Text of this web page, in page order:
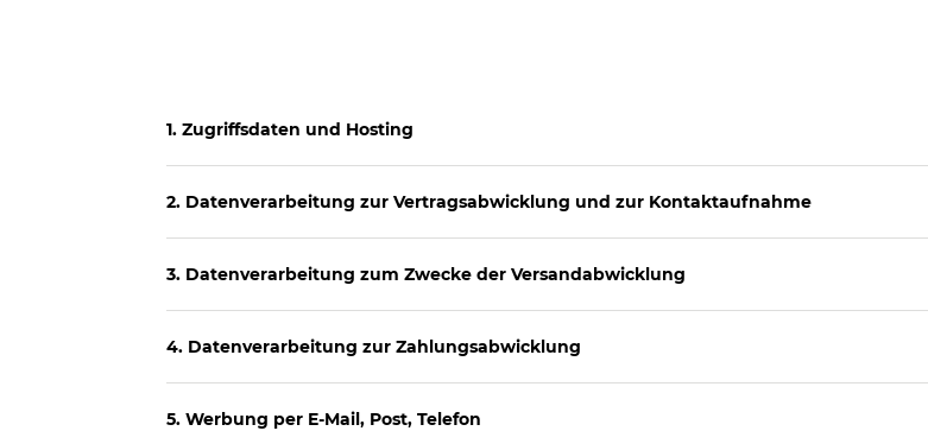
1. Zugriffsdaten und Hosting
2. Datenverarbeitung zur Vertragsabwicklung und zur Kontaktaufnahme
3. Datenverarbeitung zum Zwecke der Versandabwicklung
4. Datenverarbeitung zur Zahlungsabwicklung
5. Werbung per E-Mail, Post, Telefon